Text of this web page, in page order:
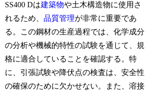
SS400 Dは建築物や土木構造物に使用さ
れるため、品質管理が非常に重要であ
る。この鋼材の生産過程では、化学成分
の分析や機械的特性の試験を通じて、規
格に適合していることを確認する。特
に、引張試験や降伏点の検査は、安全性
の確保のために欠かせない。また、溶接